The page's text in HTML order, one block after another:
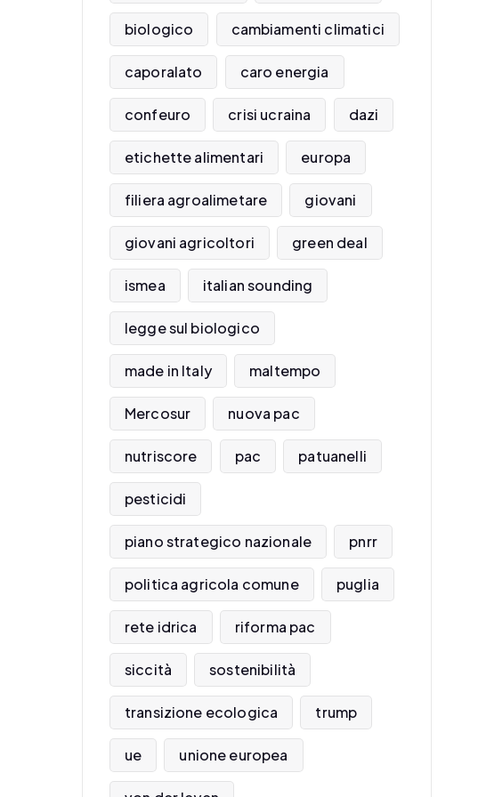
biologico cambiamenti climatici
caporalato caro energia
confeuro crisi ucraina dazi
etichette alimentari europa
filiera agroalimetare giovani
giovani agricoltori green deal
ismea italian sounding
legge sul biologico
made in Italy maltempo
Mercosur nuova pac
nutriscore pac patuanelli
pesticidi
piano strategico nazionale pnrr
politica agricola comune puglia
rete idrica riforma pac
siccità sostenibilità
transizione ecologica trump
ue unione europea